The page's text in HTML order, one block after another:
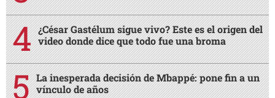
¿César Gastélum sigue vivo? Este es el origen del
video donde dice que todo fue una broma
La inesperada decisión de Mbappé: pone fin a un
vínculo de años